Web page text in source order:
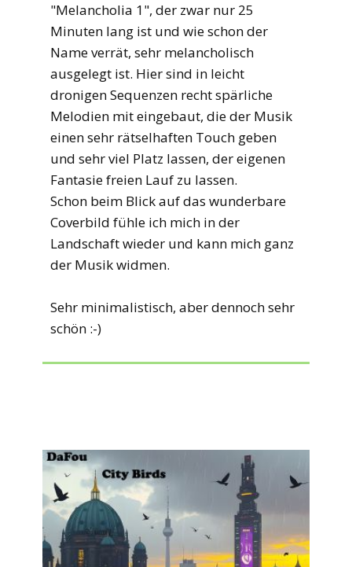
"Melancholia 1", der zwar nur 25
Minuten lang ist und wie schon der
Name verrät, sehr melancholisch
ausgelegt ist. Hier sind in leicht
dronigen Sequenzen recht spärliche
Melodien mit eingebaut, die der Musik
einen sehr rätselhaften Touch geben
und sehr viel Platz lassen, der eigenen
Fantasie freien Lauf zu lassen.
Schon beim Blick auf das wunderbare
Coverbild fühle ich mich in der
Landschaft wieder und kann mich ganz
der Musik widmen.
Sehr minimalistisch, aber dennoch sehr
schön :-)